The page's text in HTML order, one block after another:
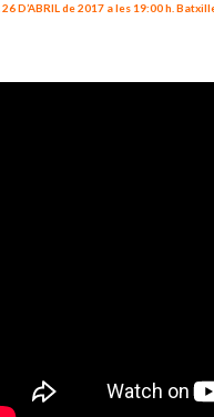
D’ABRIL de 2017 a les 19:00 h.